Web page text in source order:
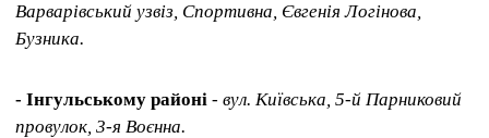
Варварівський узвіз, Спортивна, Євгенія Логінова,
Бузника.
- Інгульському районі - вул. Київська, 5-й Парниковий
провулок, 3-я Воєнна.